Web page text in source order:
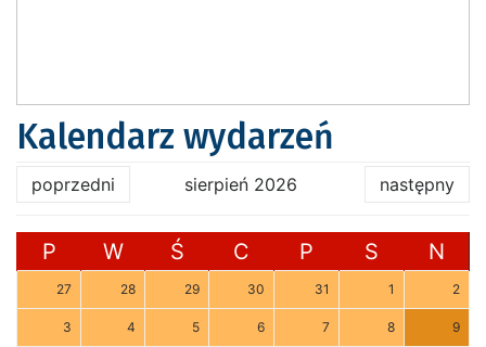
Kalendarz wydarzeń
poprzedni sierpień 2026 następny
P W Ś C P S N
27 28 29 30 31 1 2
3 4 5 6 7 8 9